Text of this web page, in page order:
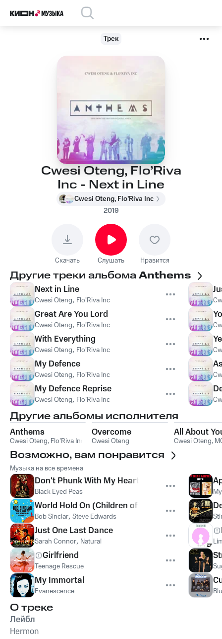
Трек
Cwesi Oteng, Flo’Riva
Inc - Next in Line
Cwesi Oteng, Flo’Riva Inc
2019
Скачать Слушать Нравится
Другие треки альбомаAnthems
Next in Line
Cwesi Oteng, Flo’Riva Inc
Great Are You Lord
Cwesi Oteng, Flo’Riva Inc
With Everything
Cwesi Oteng, Flo’Riva Inc
My Defence
Cwesi Oteng, Flo’Riva Inc
My Defence Reprise
Cwesi Oteng, Flo’Riva Inc
Другие альбомы исполнителя
Anthems
Cwesi Oteng, Flo’Riva Inc
Overcome
Cwesi Oteng
All About
Cwesi Oteng,
Возможно, вам понравится
Музыка на все времена
Don't Phunk With My Heart
Black Eyed Peas
World Hold On (Children of the Sky)
Bob Sinclar, Steve Edwards
Just One Last Dance
Sarah Connor, Natural
Girlfriend
Teenage Rescue
My Immortal
Evanescence
О треке
Лейбл
Hermon